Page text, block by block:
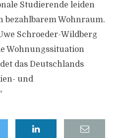
Studierende leiden
bezahlbarem Wohnraum.
Schroeder-Wildberg
Wohnungssituation
das Deutschlands
und